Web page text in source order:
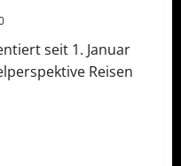
seit 1. Januar
Reisen